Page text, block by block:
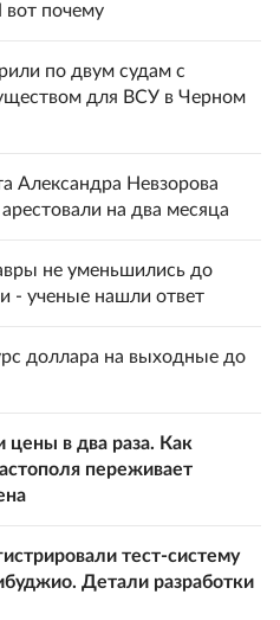
вот почему
по двум судам с
для ВСУ в Черном
Александра Невзорова
на два месяца
не уменьшились до
- ученые нашли ответ
доллара на выходные до
цены в два раза. Как
переживает
тест-систему
Детали разработки